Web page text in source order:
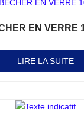
EN VERRE
LIRE LA SUITE